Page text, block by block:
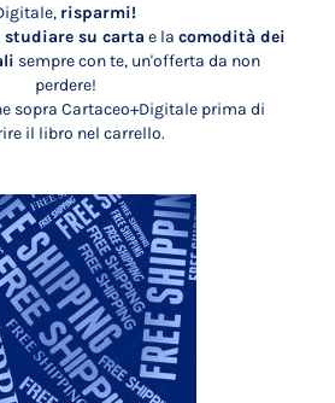
risparmi!
su carta e la comodità dei
sempre con te, un'offerta da non
perdere!
sopra Cartaceo+Digitale prima di
il libro nel carrello.